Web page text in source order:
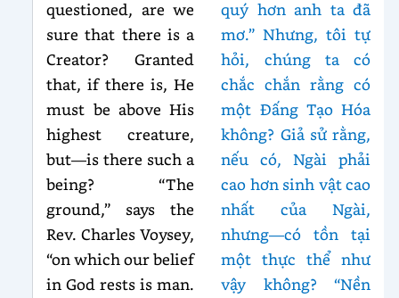
questioned, are we
sure that there is a
Creator? Granted
that, if there is, He
must be above His
highest creature,
but—is there such a
being? “The
ground,” says the
Rev. Charles Voysey,
“on which our belief
in God rests is man.
quý hơn anh ta đã
mơ.” Nhưng, tôi tự
hỏi, chúng ta có
chắc chắn rằng có
một Đấng Tạo Hóa
không? Giả sử rằng,
nếu có, Ngài phải
cao hơn sinh vật cao
nhất của Ngài,
nhưng—có tồn tại
một thực thể như
vậy không? “Nền